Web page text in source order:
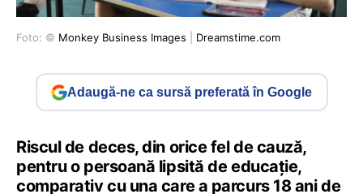
Foto: © Monkey Business Images Dreamstime.com
Adaugă-ne ca sursă preferată în Google
Riscul de deces, din orice fel de cauză,
pentru o persoană lipsită de educație,
comparativ cu una care a parcurs 18 ani de